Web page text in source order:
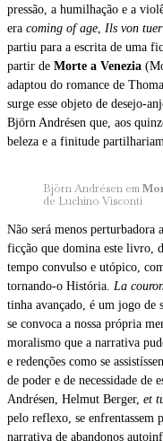
pressão, a humilhação e a
era coming of age Ils von
partiu para a escrita de uma
partir de Morte a Venezia
adaptou do romance de
surge esse objeto de desejo-
Björn Andrésen que, aos
beleza e a finitude
Björn Andrésen em
de Luchino Visconti
Não será menos perturbadora
ficção que domina este livro,
tempo convulso e utópico,
tornando-o História. La
tinha avançado, é um jogo de
se convoca a nossa própria
moralismo que a narrativa
e redenções como se
de poder e de necessidade de
Andrésen, Helmut Berger, et
pelo reflexo, se
narrativa de abandonos